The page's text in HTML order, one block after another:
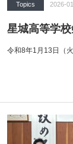
Topics 2026-
星城高等学
令和8年1月13日（火